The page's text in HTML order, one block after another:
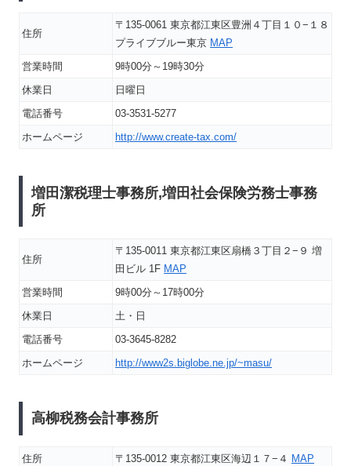
住所
〒135-0061 東京都江東区豊洲４丁目１０−１８
プライブブルー東京 MAP
営業時間
9時00分～19時30分
休業日
日曜日
電話番号
03-3531-5277
ホームページ
http://www.create-tax.com/
増田潔税理士事務所,増田社会保険労務士事務
所
住所
〒135-0011 東京都江東区扇橋３丁目２−９ 増
田ビル 1F MAP
営業時間
9時00分～17時00分
休業日
土・日
電話番号
03-3645-8282
ホームページ
http://www2s.biglobe.ne.jp/~masu/
高柳税務会計事務所
住所 〒135-0012 東京都江東区海辺１７−４ MAP